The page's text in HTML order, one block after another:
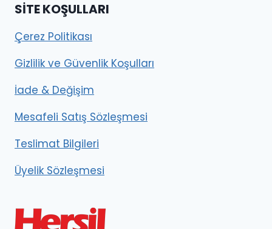
SITE KOŞULLARI
Çerez Politikası
Gizlilik ve Güvenlik Koşulları
İade & Değişim
Mesafeli Satış Sözleşmesi
Teslimat Bilgileri
Üyelik Sözleşmesi